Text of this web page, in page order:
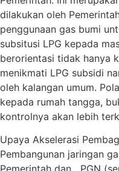
dilakukan oleh
penggunaan gas bumi
subsitusi LPG kepada
berorientasi tidak hanya
menikmati LPG subsidi
oleh kalangan umum.
kepada rumah tangga,
kontrolnya akan lebih
Upaya Akselerasi
Pembangunan jaringan